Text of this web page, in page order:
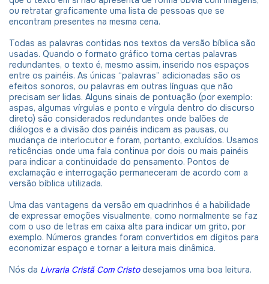
ou retratar graficamente uma lista de pessoas que se
encontram presentes na mesma cena.
Todas as palavras contidas nos textos da versão bíblica são
usadas. Quando o formato gráfico torna certas palavras
redundantes, o texto é, mesmo assim, inserido nos espaços
entre os painéis. As únicas “palavras” adicionadas são os
efeitos sonoros, ou palavras em outras línguas que não
precisam ser lidas. Alguns sinais de pontuação (por exemplo:
aspas, algumas vírgulas e ponto e vírgula dentro do discurso
direto) são considerados redundantes onde balões de
diálogos e a divisão dos painéis indicam as pausas, ou
mudança de interlocutor e foram, portanto, excluídos. Usamos
reticências onde uma fala continua por dois ou mais painéis
para indicar a continuidade do pensamento. Pontos de
exclamação e interrogação permaneceram de acordo com a
versão bíblica utilizada.
Uma das vantagens da versão em quadrinhos é a habilidade
de expressar emoções visualmente, como normalmente se faz
com o uso de letras em caixa alta para indicar um grito, por
exemplo. Números grandes foram convertidos em dígitos para
economizar espaço e tornar a leitura mais dinâmica.
Nós da Livraria Cristã Com Cristodesejamos uma boa leitura.